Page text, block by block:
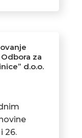
za
d.o.o.
26.